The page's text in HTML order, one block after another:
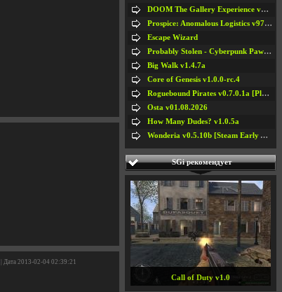
| Дата 2013-02-04 02:39:21
DOOM The Gallery Experience v1.4.2
Prospice: Anomalous Logistics v97 [Playtest]
Escape Wizard
Probably Stolen - Cyberpunk Pawnshop Simulator v048c [Playtest]
Big Walk v1.4.7a
Core of Genesis v1.0.0-rc.4
Roguebound Pirates v0.7.0.1a [Playtest]
Osta v01.08.2026
How Many Dudes? v1.0.5a
Wonderia v0.5.10b [Steam Early Access]
SGi рекомендует
Call of Duty v1.0